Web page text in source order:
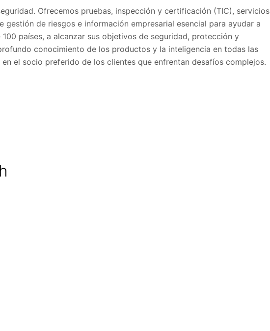
Ofrecemos pruebas, inspección y certificación (TIC), servicios
gestión de riesgos e información empresarial esencial para ayudar a
países, a alcanzar sus objetivos de seguridad, protección y
conocimiento de los productos y la inteligencia en todas las
el socio preferido de los clientes que enfrentan desafíos complejos.